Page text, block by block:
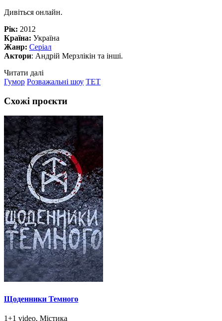
Дивіться онлайн.
Рік: 2012
Країна: Україна
Жанр: Серіал
Актори: Андрій Мерзлікін та інші.
Читати далі
Гумор Розважальні шоу ТЕТ
Схожі проєкти
Щоденники Темного
1+1 video, Містика